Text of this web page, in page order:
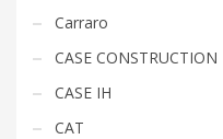
Carraro
CASE CONSTRUCTION
CASE IH
CAT